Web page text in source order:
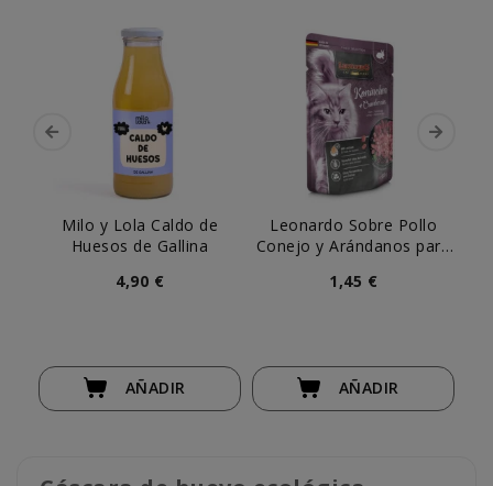
Milo y Lola Caldo de
Huesos de Gallina
4,90 €
AÑADIR
Leonardo Sobre Pollo
Conejo y Arándanos para
1,45 €
AÑADIR